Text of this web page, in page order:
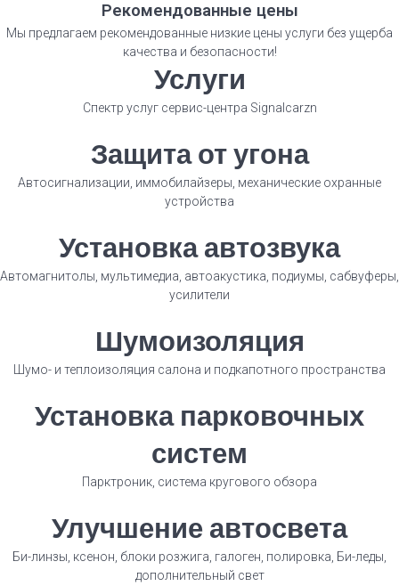
Рекомендованные цены​
Мы предлагаем рекомендованные низкие цены услуги без ущерба
качества и безопасности!
Услуги
Спектр услуг сервис-центра Signalcarzn
Защита от угона
Автосигнализации, иммобилайзеры, механические охранные
устройства
Установка автозвука
Автомагнитолы, мультимедиа, автоакустика, подиумы, сабвуферы,
усилители
Шумоизоляция
Шумо- и теплоизоляция салона и подкапотного пространства
Установка парковочных
систем
Парктроник, система кругового обзора
Улучшение автосвета
Би-линзы, ксенон, блоки розжига, галоген, полировка, Би-леды,
дополнительный свет